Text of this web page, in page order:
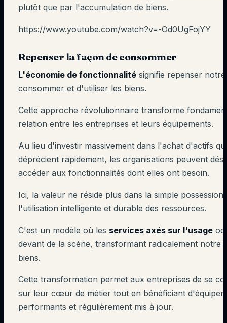
plutôt que par l'accumulation de biens.
https://www.youtube.com/watch?v=-Od0UgFojYY
Repenser la façon de consommer
L'économie de fonctionnalité signifie repenser
consommer et d'utiliser les biens.
Cette approche révolutionnaire transforme
relation entre les entreprises et leurs équipements.
Au lieu d'investir massivement dans l'achat d'actifs
déprécient rapidement, les organisations peuvent
accéder aux fonctionnalités dont elles ont besoin.
Ici, la valeur ne réside plus dans la simple
l'utilisation intelligente et durable des ressources.
C'est un modèle où les services axés sur l'usage
devant de la scène, transformant radicalement notre
biens.
Cette transformation permet aux entreprises de se
sur leur cœur de métier tout en bénéficiant
performants et régulièrement mis à jour.